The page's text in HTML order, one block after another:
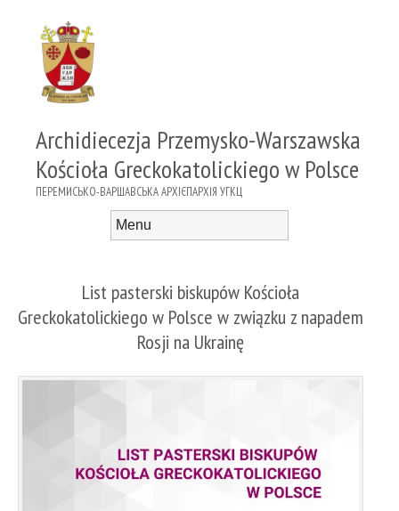
Archidiecezja Przemysko-Warszawska
Kościoła Greckokatolickiego w Polsce
ПЕРЕМИСЬКО-ВАРШАВСЬКА АРХІЄПАРХІЯ УГКЦ
List pasterski biskupów Kościoła
Greckokatolickiego w Polsce w związku z napadem
Rosji na Ukrainę